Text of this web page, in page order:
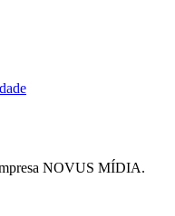
NOVUS MÍDIA.